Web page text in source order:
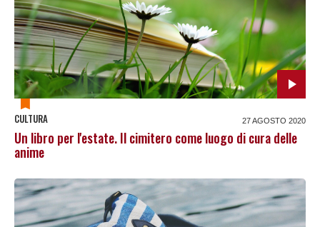
CULTURA 27 AGOSTO 2020
Un libro per l'estate. Il cimitero come luogo di cura delle
anime